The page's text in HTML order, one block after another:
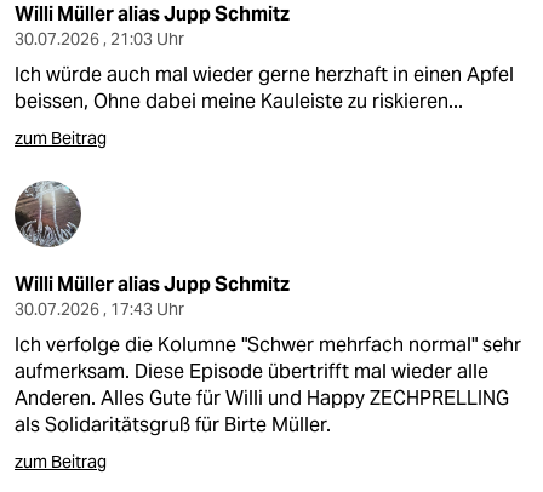
Willi Müller alias Jupp Schmitz
30.07.2026 , 21:03 Uhr
Ich würde auch mal wieder gerne herzhaft in einen Apfel
beissen, Ohne dabei meine Kauleiste zu riskieren...
zum Beitrag
Willi Müller alias Jupp Schmitz
30.07.2026 , 17:43 Uhr
Ich verfolge die Kolumne "Schwer mehrfach normal" sehr
aufmerksam. Diese Episode übertrifft mal wieder alle
Anderen. Alles Gute für Willi und Happy ZECHPRELLING
als Solidaritätsgruß für Birte Müller.
zum Beitrag